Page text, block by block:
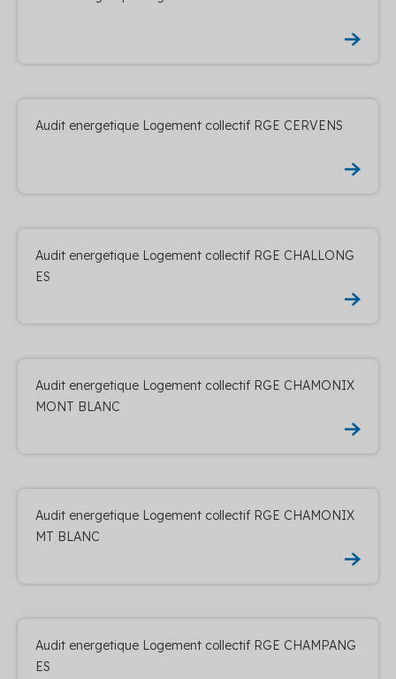
Audit energetique Logement collectif RGE CERVENS
Audit energetique Logement collectif RGE CHALLONG
ES
Audit energetique Logement collectif RGE CHAMONIX
MONT BLANC
Audit energetique Logement collectif RGE CHAMONIX
MT BLANC
Audit energetique Logement collectif RGE CHAMPANG
ES